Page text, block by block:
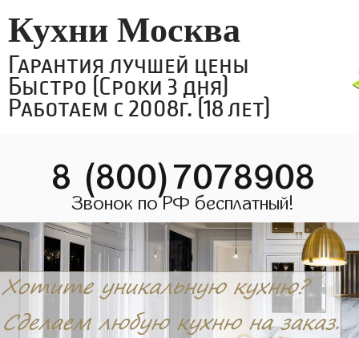
Кухни Москва
Гарантия лучшей цены
Быстро (Сроки 3 дня)
Работаем с 2008г. (18 лет)
8 (800)7078908
Звонок по РФ бесплатный!